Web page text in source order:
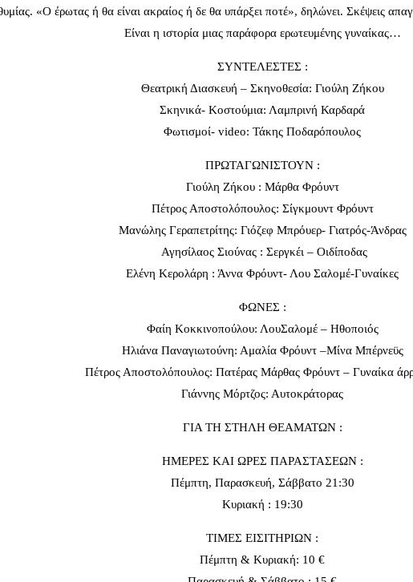
«Ο έρωτας ή θα είναι ακραίος ή δε θα υπάρξει ποτέ», δηλώνει. Σκέψεις
Είναι η ιστορία μιας παράφορα ερωτευμένης γυναίκας…
ΣΥΝΤΕΛΕΣΤΕΣ :
Θεατρική Διασκευή – Σκηνοθεσία: Γιούλη Ζήκου
Σκηνικά- Κοστούμια: Λαμπρινή Καρδαρά
Φωτισμοί- video: Τάκης Ποδαρόπουλος
ΠΡΩΤΑΓΩΝΙΣΤΟΥΝ :
Γιούλη Ζήκου : Μάρθα Φρόυντ
Πέτρος Αποστολόπουλος: Σίγκμουντ Φρόυντ
Μανώλης Γεραπετρίτης: Γιόζεφ Μπρόυερ- Γιατρός-Άνδρας
Αγησίλαος Σιούνας : Σεργκέι – Οιδίποδας
Ελένη Κερολάρη : Άννα Φρόυντ- Λου Σαλομέ-Γυναίκες
ΦΩΝΕΣ :
Φαίη Κοκκινοπούλου: ΛουΣαλομέ – Ηθοποιός
Ηλιάνα Παναγιωτούνη: Αμαλία Φρόυντ –Μίνα Μπέρνεϋς
Πέτρος Αποστολόπουλος: Πατέρας Μάρθας Φρόυντ – Γυναίκα
Γιάννης Μόρτζος: Αυτοκράτορας
ΓΙΑ ΤΗ ΣΤΗΛΗ ΘΕΑΜΑΤΩΝ :
ΗΜΕΡΕΣ ΚΑΙ ΩΡΕΣ ΠΑΡΑΣΤΑΣΕΩΝ :
Πέμπτη, Παρασκευή, Σάββατο 21:30
Κυριακή : 19:30
ΤΙΜΕΣ ΕΙΣΙΤΗΡΙΩΝ :
Πέμπτη & Κυριακή: 10 €